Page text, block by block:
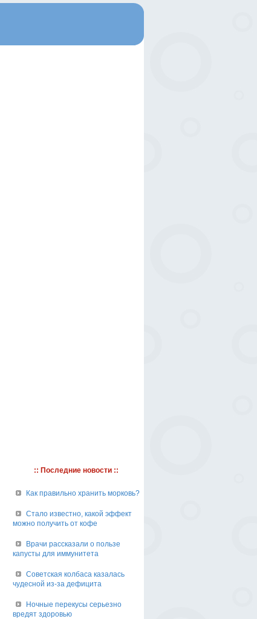
:: Последние новости ::
Как правильно хранить морковь?
Стало известно, какой эффект
можно получить от кофе
Врачи рассказали о пользе
капусты для иммунитета
Советская колбаса казалась
чудесной из-за дефицита
Ночные перекусы серьезно
вредят здоровью